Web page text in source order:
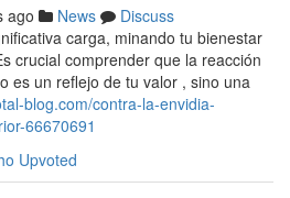
ago News
Discuss
carga, minando tu bienestar
crucial comprender que la reacción
es un reflejo de tu valor , sino una
blog.com/contra-la-envidia-
66670691
Upvoted